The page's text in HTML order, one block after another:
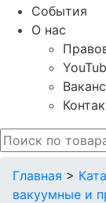
События
О нас
Искать:
Главная >
вакуумные и